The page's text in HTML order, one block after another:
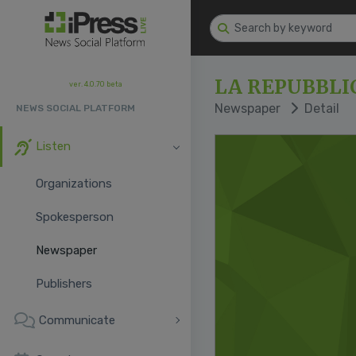
ver. 4.0.70 beta
NEWS SOCIAL PLATFORM
Listen
Organizations
Spokesperson
Newspaper
Publishers
Communicate
LA
Newspaper Detail